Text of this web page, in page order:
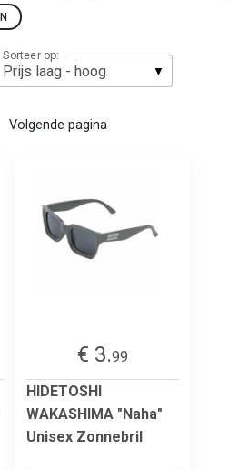
Sorteer op:
Volgende pagina
€ 3.99
HIDETOSHI
WAKASHIMA "Naha"
Unisex Zonnebril